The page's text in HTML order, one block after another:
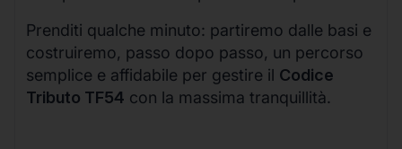
Prenditi qualche minuto: partiremo dalle basi e
costruiremo, passo dopo passo, un percorso
semplice e affidabile per gestire il Codice
Tributo TF54 con la massima tranquillità.